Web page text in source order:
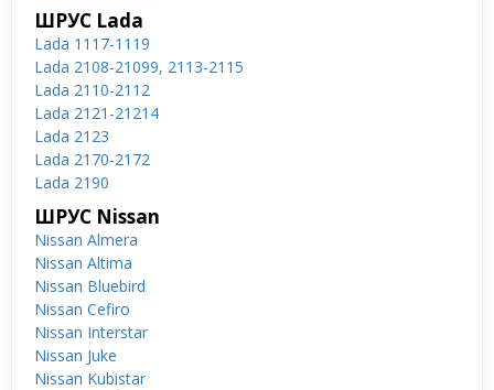
ШРУС Lada
Lada 1117-1119
Lada 2108-21099, 2113-2115
Lada 2110-2112
Lada 2121-21214
Lada 2123
Lada 2170-2172
Lada 2190
ШРУС Nissan
Nissan Almera
Nissan Altima
Nissan Bluebird
Nissan Cefiro
Nissan Interstar
Nissan Juke
Nissan Kubistar